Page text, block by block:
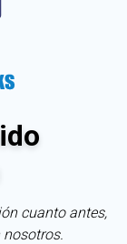
cuanto antes,